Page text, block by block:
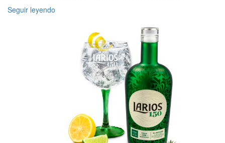
Seguir leyendo